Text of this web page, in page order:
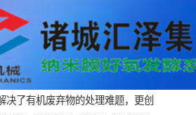
决了有机废弃物的处理难题，更创